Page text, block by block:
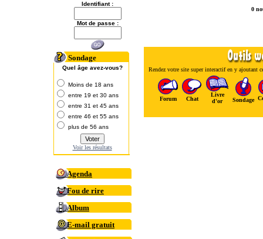
Identifiant :
Mot de passe :
Sondage
Quel âge avez-vous?
Moins de 18 ans
entre 19 et 30 ans
entre 31 et 45 ans
entre 46 et 55 ans
plus de 56 ans
Voir les résultats
Agenda
Fou de rire
Album
E-mail gratuit
0
Rendez votre site super interactif en y ajoutant
Forum Chat
Livre
d'or
Sondage